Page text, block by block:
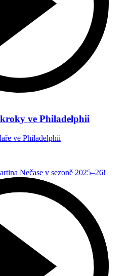
ve Philadelphii
ve Philadelphii